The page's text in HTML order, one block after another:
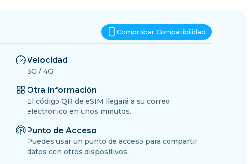
Comprobar Compatibilidad
Velocidad
3G / 4G
Otra Información
El código QR de eSIM llegará a su correo
electrónico en unos minutos.
Punto de Acceso
Puedes usar un punto de acceso para compartir
datos con otros dispositivos.